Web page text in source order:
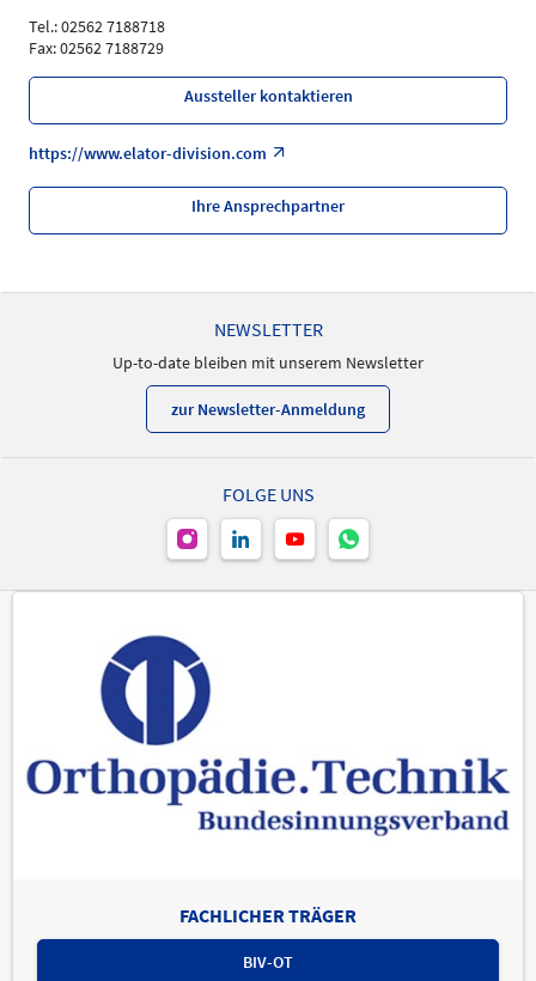
Tel.: 02562 7188718
Fax: 02562 7188729
Aussteller kontaktieren
https://www.elator-division.com
Ihre Ansprechpartner
NEWSLETTER
Up-to-date bleiben mit unserem Newsletter
zur Newsletter-Anmeldung
FOLGE UNS
FACHLICHER TRÄGER
BIV-OT